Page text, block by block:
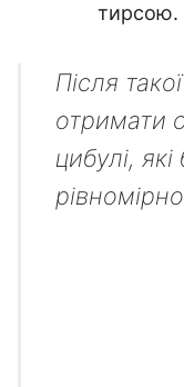
тирсою.
Після
отримати
цибулі,